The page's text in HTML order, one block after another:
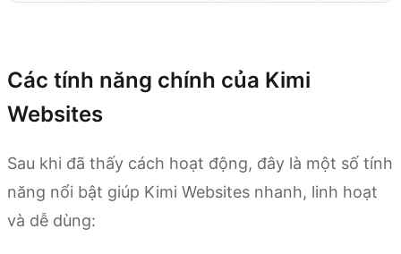
Các tính năng chính của Kimi
Websites
Sau khi đã thấy cách hoạt động, đây là một số tính
năng nổi bật giúp Kimi Websites nhanh, linh hoạt
và dễ dùng: